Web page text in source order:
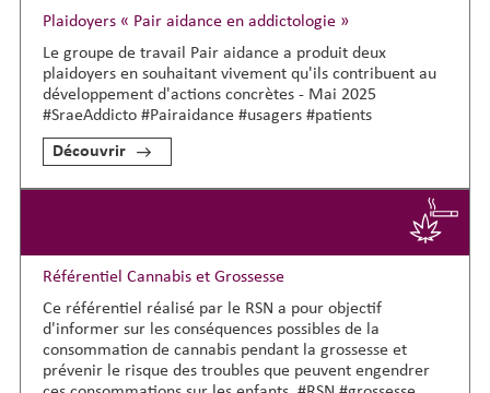
Plaidoyers « Pair aidance en addictologie »
Le groupe de travail Pair aidance a produit deux
plaidoyers en souhaitant vivement qu'ils contribuent au
développement d'actions concrètes - Mai 2025
#SraeAddicto #Pairaidance #usagers #patients
Découvrir
Référentiel Cannabis et Grossesse
Ce référentiel réalisé par le RSN a pour objectif
d'informer sur les conséquences possibles de la
consommation de cannabis pendant la grossesse et
prévenir le risque des troubles que peuvent engendrer